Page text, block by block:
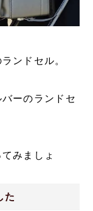
ンドセル。
ーのランドセ
みましょ
た